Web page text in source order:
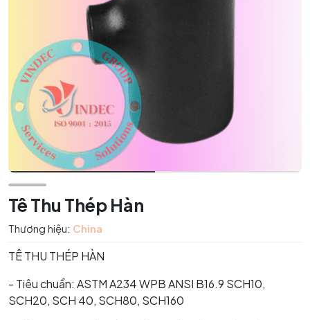
Tê Thu Thép Hàn
Thương hiệu: China
TÊ THU THÉP HÀN
- Tiêu chuẩn: ASTM A234 WPB ANSI B16.9 SCH10,
SCH20, SCH 40, SCH80, SCH160